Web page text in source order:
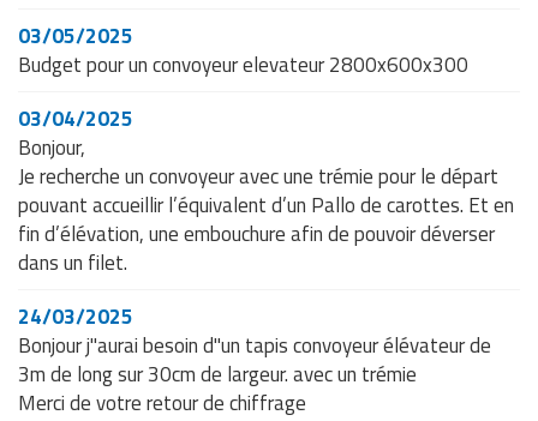
03/05/2025
Budget pour un convoyeur elevateur 2800x600x300
03/04/2025
Bonjour,
Je recherche un convoyeur avec une trémie pour le départ
pouvant accueillir l’équivalent d’un Pallo de carottes. Et en
fin d’élévation, une embouchure afin de pouvoir déverser
dans un filet.
24/03/2025
Bonjour j"aurai besoin d"un tapis convoyeur élévateur de
3m de long sur 30cm de largeur. avec un trémie
Merci de votre retour de chiffrage